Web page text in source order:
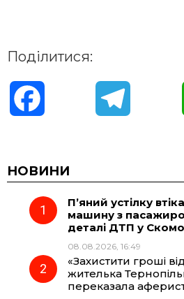
Поділитися:
c
e
o
e
r
НОВИНИ
П’яний устілку
машину з
деталі ДТП у
08.08.2026, 16:49
«Захистити гроші
жителька
переказала